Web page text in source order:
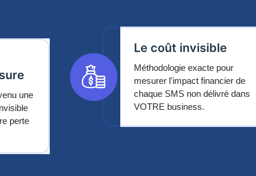
une
perte
Le coût invisible
Méthodologie exacte pour
mesurer l'impact financier de
chaque SMS non délivré dans
VOTRE business.